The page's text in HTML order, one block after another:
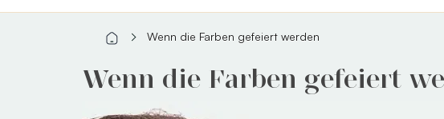
Wenn die Farben gefeiert werden
Wenn die Farben gefeiert